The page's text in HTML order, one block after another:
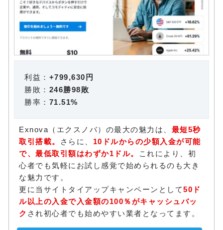
利益： +799,630円
勝敗： 246勝98敗
勝率： 71.51%
Exnova（エクスノバ）の最大の魅力は、 最短5秒
取引搭載。
さらに、 10ドルからの少額入金が可能
で、最低取引額はわずか1ドル。
これにより、初
心者でも気軽にお試し感覚で始められるのも大き
な魅力です。
更に当サイトタイアップキャンペーンとして50ド
ル以上の入金で入金額の100％がキャッシュバッ
ク され初心者でも始めやすい業者となってます。